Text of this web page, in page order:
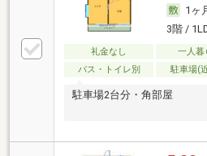
1ヶ
3階 /
礼金なし 一人暮
バス・トイレ別
駐車場(
駐車場2台分・角部屋